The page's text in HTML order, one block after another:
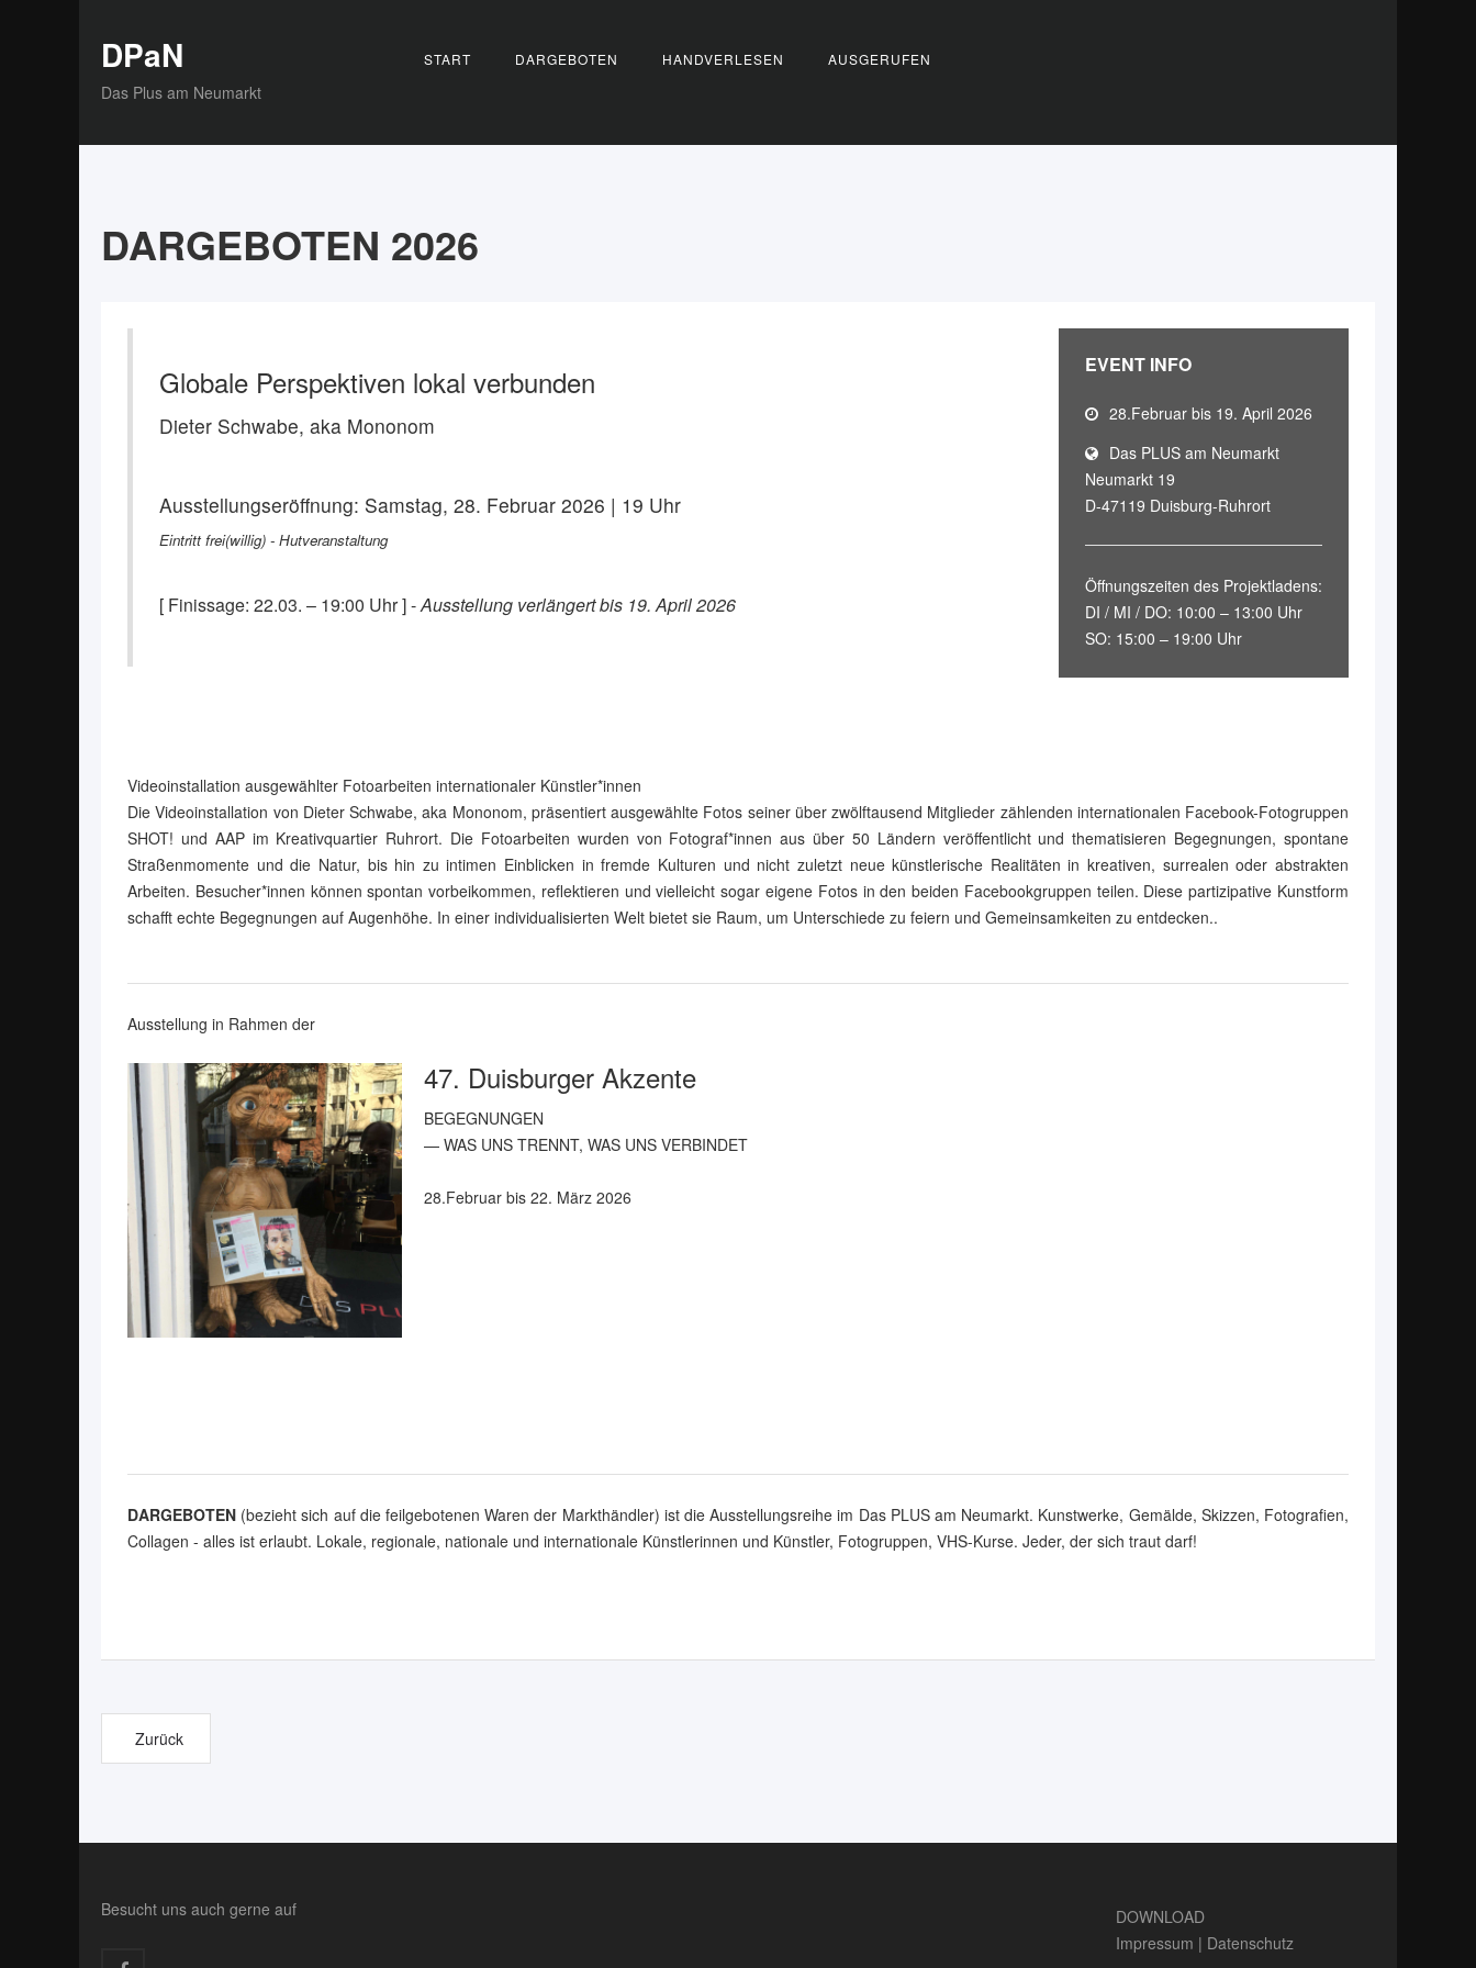
DPaN
Das Plus am Neumarkt
START DARGEBOTEN HANDVERLESEN AUSGERUFEN
DARGEBOTEN 2026
EVENT INFO
28.Februar bis 19. April 2026
Das PLUS am Neumarkt
Neumarkt 19
D-47119 Duisburg-Ruhrort
Öffnungszeiten des Projektladens:
DI / MI / DO: 10:00 – 13:00 Uhr
SO: 15:00 – 19:00 Uhr
Globale Perspektiven lokal verbunden
Dieter Schwabe, aka Mononom
Ausstellungseröffnung: Samstag, 28. Februar 2026 | 19 Uhr
Eintritt frei(willig) - Hutveranstaltung
[ Finissage: 22.03. – 19:00 Uhr ] -Ausstellung verlängert bis 19. April 2026
Videoinstallation ausgewählter Fotoarbeiten internationaler Künstler*innen
Die Videoinstallation von Dieter Schwabe, aka Mononom, präsentiert ausgewählte Fotos seiner über zwölftausend Mitglieder zählenden internationalen Facebook-Fotogruppen
SHOT! und AAP im Kreativquartier Ruhrort. Die Fotoarbeiten wurden von Fotograf*innen aus über 50 Ländern veröffentlicht und thematisieren Begegnungen, spontane
Straßenmomente und die Natur, bis hin zu intimen Einblicken in fremde Kulturen und nicht zuletzt neue künstlerische Realitäten in kreativen, surrealen oder abstrakten
Arbeiten. Besucher*innen können spontan vorbeikommen, reflektieren und vielleicht sogar eigene Fotos in den beiden Facebookgruppen teilen. Diese partizipative Kunstform
schafft echte Begegnungen auf Augenhöhe. In einer individualisierten Welt bietet sie Raum, um Unterschiede zu feiern und Gemeinsamkeiten zu entdecken..
Ausstellung in Rahmen der
47. Duisburger Akzente
BEGEGNUNGEN
— WAS UNS TRENNT, WAS UNS VERBINDET
28.Februar bis 22. März 2026
DARGEBOTEN (bezieht sich auf die feilgebotenen Waren der Markthändler) ist die Ausstellungsreihe im Das PLUS am Neumarkt. Kunstwerke, Gemälde, Skizzen, Fotografien,
Collagen - alles ist erlaubt. Lokale, regionale, nationale und internationale Künstlerinnen und Künstler, Fotogruppen, VHS-Kurse. Jeder, der sich traut darf!
Zurück
Besucht uns auch gerne auf
DOWNLOAD
Impressum | Datenschutz